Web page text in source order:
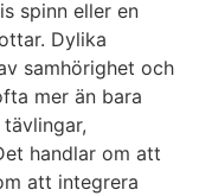
spinn eller en
Dylika
samhörighet och
mer än bara
handlar om att
att integrera